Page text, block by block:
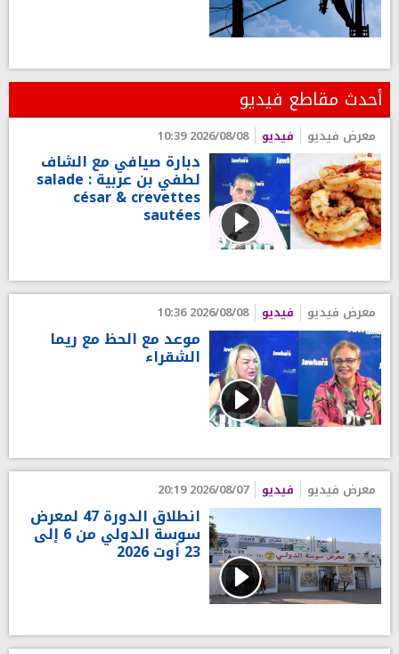
أحدث مقاطع فيديو
معرض فيديو فيديو 2026/08/08 10:39
دبارة صيافي مع الشاف
لطفي بن عربية : salade
césar & crevettes
sautées
معرض فيديو فيديو 2026/08/08 10:36
موعد مع الحظ مع ريما
الشقراء
معرض فيديو فيديو 2026/08/07 20:19
انطلاق الدورة 47 لمعرض
سوسة الدولي من 6 إلى
23 أوت 2026